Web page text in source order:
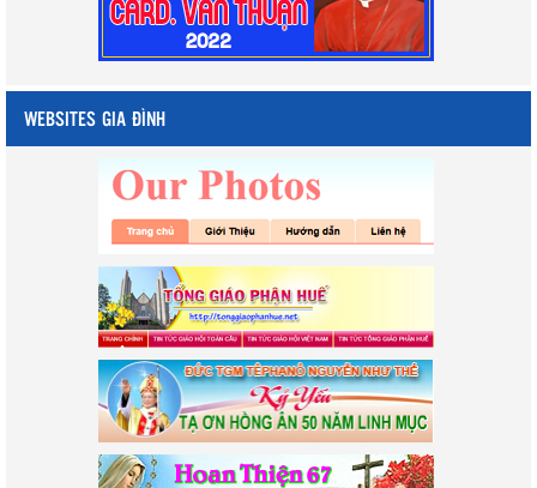
WEBSITES GIA ĐÌNH